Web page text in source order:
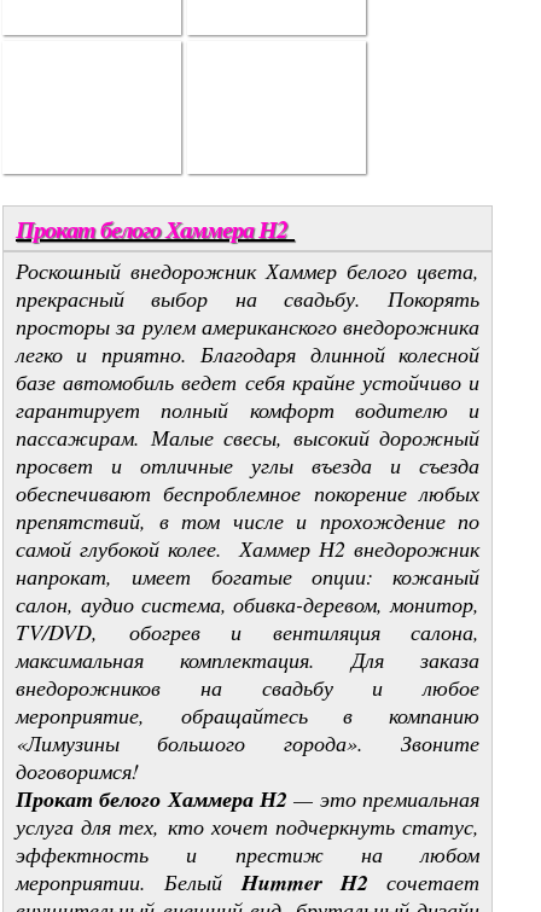
Прокат белого Хаммера Н2
Роскошный внедорожник Хаммер белого цвета,
прекрасный выбор на свадьбу. Покорять
просторы за рулем американского внедорожника
легко и приятно. Благодаря длинной колесной
базе автомобиль ведет себя крайне устойчиво и
гарантирует полный комфорт водителю и
пассажирам. Малые свесы, высокий дорожный
просвет и отличные углы въезда и съезда
обеспечивают беспроблемное покорение любых
препятствий, в том числе и прохождение по
самой глубокой колее. Хаммер Н2 внедорожник
напрокат, имеет богатые опции: кожаный
салон, аудио система, обивка-деревом, монитор,
TV/DVD, обогрев и вентиляция салона,
максимальная комплектация. Для заказа
внедорожников на свадьбу и любое
мероприятие, обращайтесь в компанию
«Лимузины большого города». Звоните
договоримся!
Прокат белого Хаммера Н2 — это премиальная
услуга для тех, кто хочет подчеркнуть статус,
эффектность и престиж на любом
мероприятии. Белый Hummer H2 сочетает